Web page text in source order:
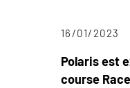
16/01/2023
Polaris est
course